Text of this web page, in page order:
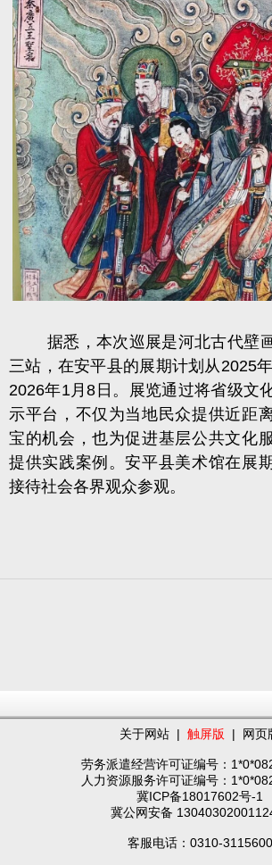
据悉，本次巡展是河北古代壁
三站，在安平县的展期计划从2025
2026年1月8日。展览通过将省级文
示平台，不仅为当地民众提供近距
宝的机会，也为促进基层公共文化
提供实践案例。安平县美术馆在展
接待社会各界观众参观。
关于网站 | 触屏版 | 网页
劳务派遣经营许可证编号：
人力资源服务许可证编号：
冀ICP备18017602号-1
冀公网安备
客服电话：0310-3115600